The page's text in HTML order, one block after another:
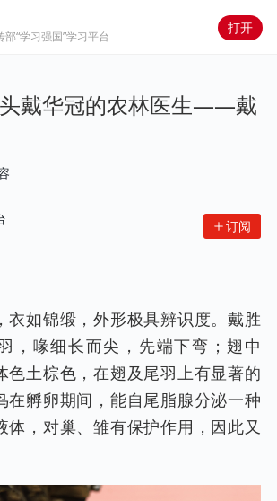
“学习强国”学习平台
打开
戴华冠的农林医生——戴
订阅
衣如锦缎，外形极具辨识度。戴胜
，喙细长而尖，先端下弯；翅中
色土棕色，在翅及尾羽上有显著的
在孵卵期间，能自尾脂腺分泌一种
体，对巢、雏有保护作用，因此又